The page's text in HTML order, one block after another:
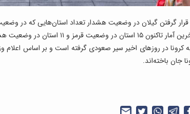
قرار گرفتن گیلان در وضعیت هشدار تعداد استان‌هایی که در
وضعیت قرمز و ۱۱ استان در وضعیت هشدار قرار دارند.
جان باخته‌اند.